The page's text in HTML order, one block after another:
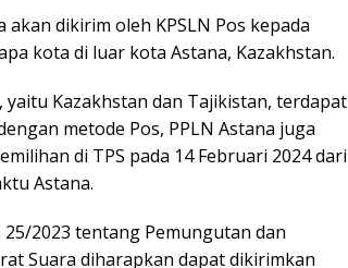
dikirim oleh KPSLN Pos kepada
kota di luar kota Astana, Kazakhstan.
yaitu Kazakhstan dan Tajikistan, terdapat
metode Pos, PPLN Astana juga
di TPS pada 14 Februari 2024 dari
Astana.
25/2023 tentang Pemungutan dan
Suara diharapkan dapat dikirimkan